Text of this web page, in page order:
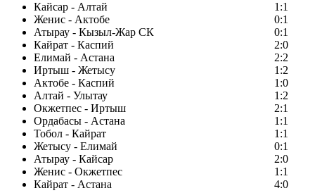
Кайсар - Алтай
1:1
Женис - Актобе
0:1
Атырау - Кызыл-Жар СК
0:1
Кайрат - Каспий
2:0
Елимай - Астана
2:2
Иртыш - Жетысу
1:2
Актобе - Каспий
1:0
Алтай - Улытау
1:2
Окжетпес - Иртыш
2:1
Ордабасы - Астана
1:1
Тобол - Кайрат
1:1
Жетысу - Елимай
0:1
Атырау - Кайсар
2:0
Женис - Окжетпес
1:1
Кайрат - Астана
4:0